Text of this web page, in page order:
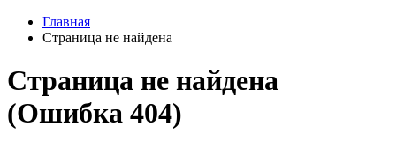
Главная
Страница не найдена
Страница не найдена
(Ошибка 404)